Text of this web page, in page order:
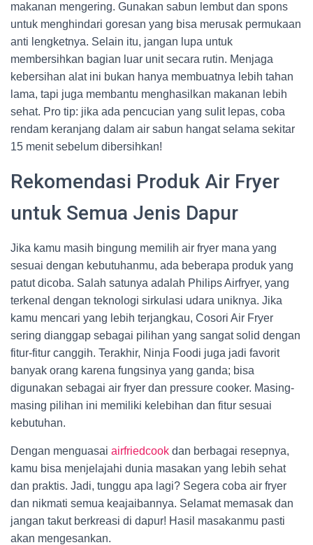
makanan mengering. Gunakan sabun lembut dan spons
untuk menghindari goresan yang bisa merusak permukaan
anti lengketnya. Selain itu, jangan lupa untuk
membersihkan bagian luar unit secara rutin. Menjaga
kebersihan alat ini bukan hanya membuatnya lebih tahan
lama, tapi juga membantu menghasilkan makanan lebih
sehat. Pro tip: jika ada pencucian yang sulit lepas, coba
rendam keranjang dalam air sabun hangat selama sekitar
15 menit sebelum dibersihkan!
Rekomendasi Produk Air Fryer
untuk Semua Jenis Dapur
Jika kamu masih bingung memilih air fryer mana yang
sesuai dengan kebutuhanmu, ada beberapa produk yang
patut dicoba. Salah satunya adalah Philips Airfryer, yang
terkenal dengan teknologi sirkulasi udara uniknya. Jika
kamu mencari yang lebih terjangkau, Cosori Air Fryer
sering dianggap sebagai pilihan yang sangat solid dengan
fitur-fitur canggih. Terakhir, Ninja Foodi juga jadi favorit
banyak orang karena fungsinya yang ganda; bisa
digunakan sebagai air fryer dan pressure cooker. Masing-
masing pilihan ini memiliki kelebihan dan fitur sesuai
kebutuhan.
Dengan menguasai airfriedcook dan berbagai resepnya,
kamu bisa menjelajahi dunia masakan yang lebih sehat
dan praktis. Jadi, tunggu apa lagi? Segera coba air fryer
dan nikmati semua keajaibannya. Selamat memasak dan
jangan takut berkreasi di dapur! Hasil masakanmu pasti
akan mengesankan.